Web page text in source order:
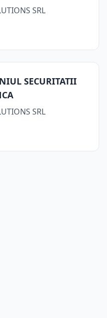
SRL
SECURITATII
SRL